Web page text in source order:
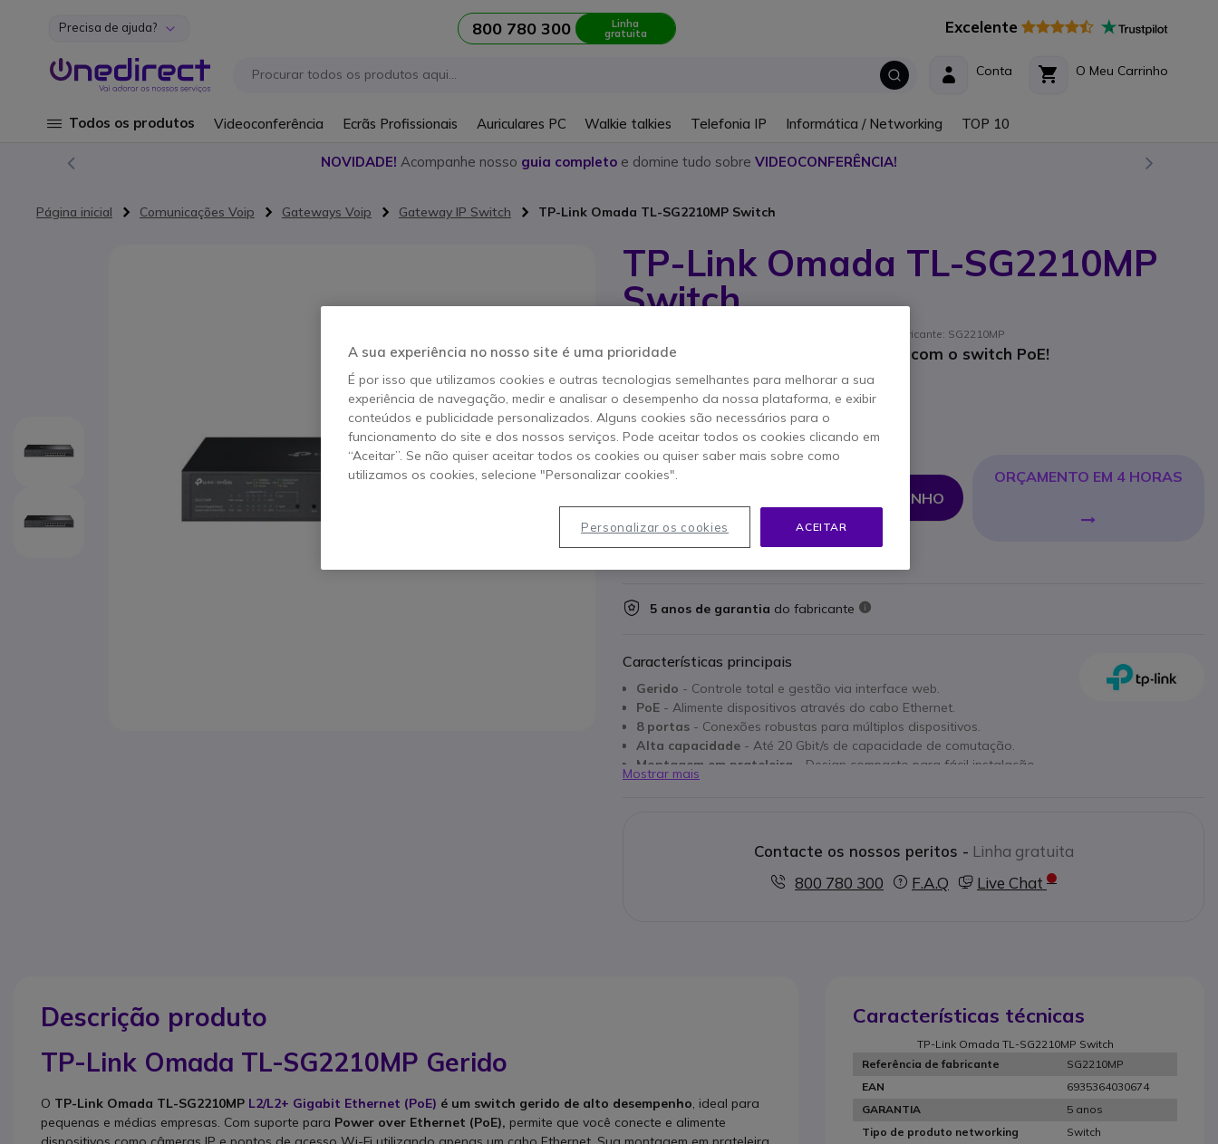
Ir para o Conteúdo
Precisa de ajuda? 800 780 300 Linha
gratuita Excelente
O Meu Carrinho
Conta
Todos os produtos Videoconferência Ecrãs Profissionais Auriculares PC Walkie talkies Telefonia IP Informática / Networking TOP 10
NOVIDADE! Acompanhe nosso guia completo e domine tudo sobre VIDEOCONFERÊNCIA!
Página inicial Comunicações Voip Gateways Voip Gateway IP Switch TP-Link Omada TL-SG2210MP Switch
TP-Link Omada TL-SG2210MP
Switch
Referência produto: TPLSG2210MP // Referência de fabricante: SG2210MP
Conecte-se com eficiência e potência com o switch PoE!
POUPE 19,00 €
201,25 €
181,95 € s/iva - 223,80 € Iva Incl.
ADICIONAR AO CARRINHO
ORÇAMENTO EM 4 HORAS
5 anos de garantia do fabricante
Características principais
Gerido - Controle total e gestão via interface web.
PoE - Alimente dispositivos através do cabo Ethernet.
8 portas - Conexões robustas para múltiplos dispositivos.
Alta capacidade - Até 20 Gbit/s de capacidade de comutação.
Montagem em prateleira - Design compacto para fácil instalação.
Mostrar mais
Contacte os nossos peritos - Linha gratuita
800 780 300
F.A.Q Live Chat
Descrição produto
TP-Link Omada TL-SG2210MP Gerido
O TP-Link Omada TL-SG2210MP L2/L2+ Gigabit Ethernet (PoE) é um switch gerido de alto desempenho , ideal para
pequenas e médias empresas. Com suporte para Power over Ethernet (PoE), permite que você conecte e alimente
Características técnicas
TP-Link Omada TL-SG2210MP Switch
Referência de fabricante
SG2210MP
EAN
6935364030674
GARANTIA
5 anos
Tipo de produto networking
Switch
A sua experiência no nosso site é uma prioridade
É por isso que utilizamos cookies e outras tecnologias semelhantes para melhorar a sua
experiência de navegação, medir e analisar o desempenho da nossa plataforma, e exibir
conteúdos e publicidade personalizados. Alguns cookies são necessários para o
funcionamento do site e dos nossos serviços. Pode aceitar todos os cookies clicando em
“Aceitar”. Se não quiser aceitar todos os cookies ou quiser saber mais sobre como
utilizamos os cookies, selecione "Personalizar cookies".
ACEITAR
Personalizar os cookies